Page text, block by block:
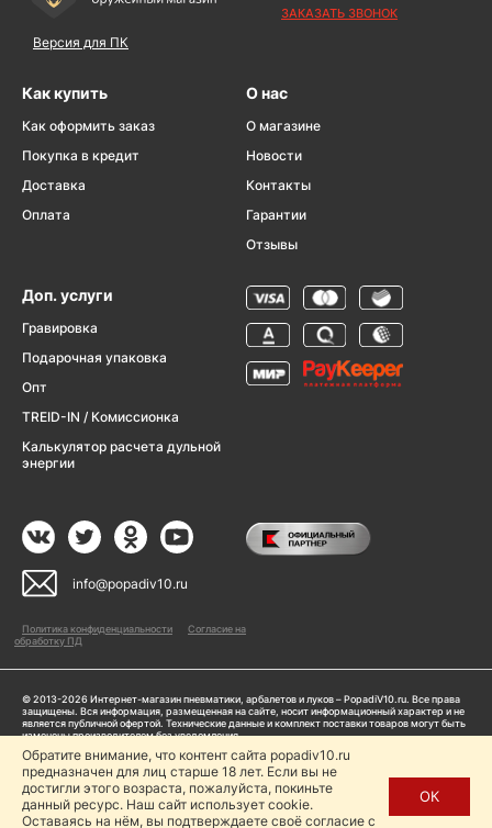
Версия для ПК
ЗАКАЗАТЬ ЗВОНОК
Как купить
Как оформить заказ
Покупка в кредит
Доставка
Оплата
О нас
О магазине
Новости
Контакты
Гарантии
Отзывы
Доп. услуги
Гравировка
Подарочная упаковка
Опт
TREID-IN / Комиссионка
Калькулятор расчета дульной
энергии
info@popadiv10.ru
Политика конфиденциальности
Согласие на
обработку ПД
© 2013-2026 Интернет-магазин пневматики, арбалетов и луков – PopadiV10.ru. Все права
защищены. Вся информация, размещенная на сайте, носит информационный характер и не
является публичной офертой. Технические данные и комплект поставки товаров могут быть
изменены производителем без уведомления
ИП Жарук Александр Сергеевич, ОГРНИП: 314504704200042
Пользуясь сайтом Popadiv10.ru, пользователь автоматически соглашается с условиями,
прописанными в
Политике конфиденциальности
Копирование любой информации (тексты, фото, видео и др.) с сайта Popadiv10 запрещено,
за исключением наличия письменного согласия администрации сайта Popadiv10.
Обратите внимание, что контент сайта popadiv10.ru
предназначен для лиц старше 18 лет. Если вы не
достигли этого возраста, пожалуйста, покиньте
данный ресурс. Наш сайт использует cookie.
Оставаясь на нём, вы подтверждаете своё согласие с
ОК